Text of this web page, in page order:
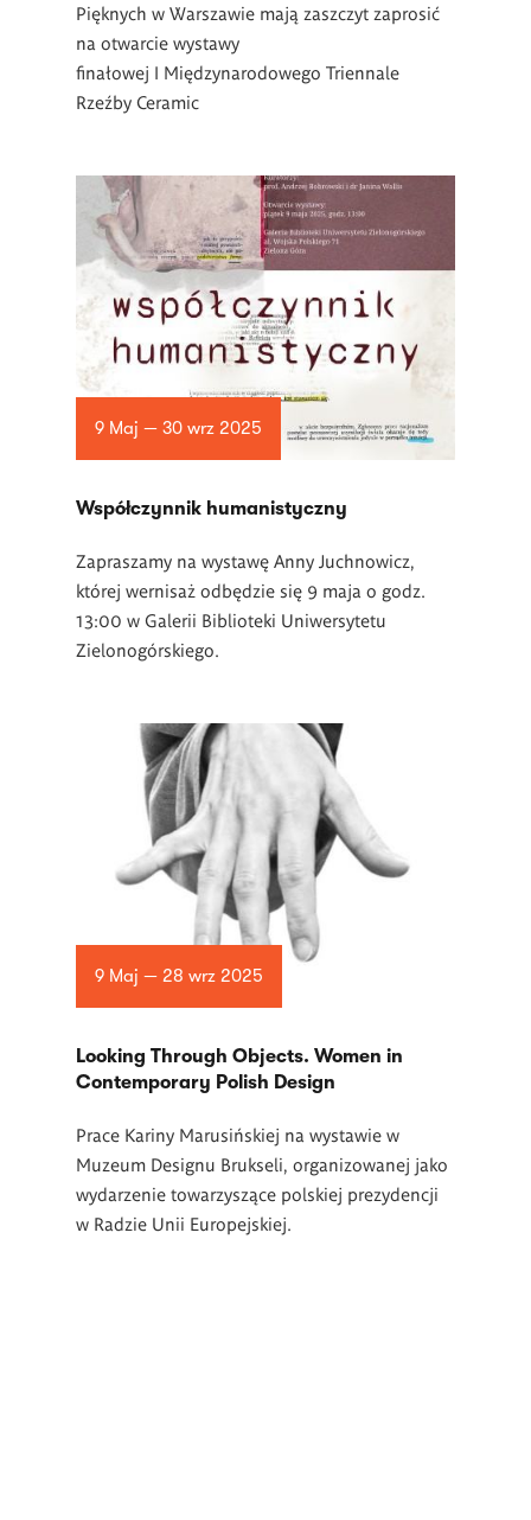
Pięknych w Warszawie mają zaszczyt zaprosić
na otwarcie wystawy
finałowej I Międzynarodowego Triennale
Rzeźby Ceramic
9 Maj — 30 wrz 2025
Współczynnik humanistyczny
Zapraszamy na wystawę Anny Juchnowicz,
której wernisaż odbędzie się 9 maja o godz.
13:00 w Galerii Biblioteki Uniwersytetu
Zielonogórskiego.
9 Maj — 28 wrz 2025
Looking Through Objects. Women in
Contemporary Polish Design
Prace Kariny Marusińskiej na wystawie w
Muzeum Designu Brukseli, organizowanej jako
wydarzenie towarzyszące polskiej prezydencji
w Radzie Unii Europejskiej.